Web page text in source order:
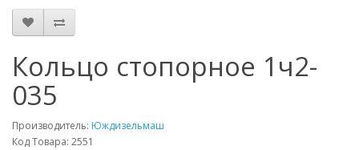
Кольцо стопорное 1ч2-
035
Производитель: Юждизельмаш
Код Товара: 2551